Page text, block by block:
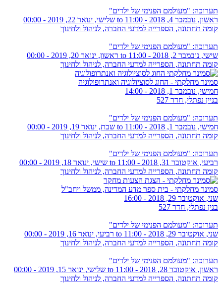
תערוכה: "מעולמם הפנימי של ילדים"
ראשון, נובמבר 4, 2018 - 11:00
שלישי, ינואר 22, 2019 - 00:00
קומה תחתונה, הספרייה למדעי החברה, לניהול ולחינוך
תערוכה: "מעולמם הפנימי של ילדים"
שישי, נובמבר 2, 2018 - 11:00
ראשון, ינואר 20, 2019 - 00:00
קומה תחתונה, הספרייה למדעי החברה, לניהול ולחינוך
סמינר מחלקתי - החוג לסוציולוגיה ואנתרופולוגיה
חמישי, נובמבר 1, 2018 - 14:00
בניין נפתלי, חדר 527
תערוכה: "מעולמם הפנימי של ילדים"
חמישי, נובמבר 1, 2018 - 11:00
שבת, ינואר 19, 2019 - 00:00
קומה תחתונה, הספרייה למדעי החברה, לניהול ולחינוך
תערוכה: "מעולמם הפנימי של ילדים"
רביעי, אוקטובר 31, 2018 - 11:00
שישי, ינואר 18, 2019 - 00:00
קומה תחתונה, הספרייה למדעי החברה, לניהול ולחינוך
סמינר מחלקתי - בית ספר מדע המדינה, ממשל ויחב"ל
שני, אוקטובר 29, 2018 - 16:00
בנין נפתלי, חדר 527
תערוכה: "מעולמם הפנימי של ילדים"
שני, אוקטובר 29, 2018 - 11:00
רביעי, ינואר 16, 2019 - 00:00
קומה תחתונה, הספרייה למדעי החברה, לניהול ולחינוך
תערוכה: "מעולמם הפנימי של ילדים"
ראשון, אוקטובר 28, 2018 - 11:00
שלישי, ינואר 15, 2019 - 00:00
קומה תחתונה, הספרייה למדעי החברה, לניהול ולחינוך